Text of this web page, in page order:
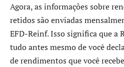
Agora, as informações sobre
retidos são enviadas
EFD-Reinf. Isso significa que a
tudo antes mesmo de você
de rendimentos que você